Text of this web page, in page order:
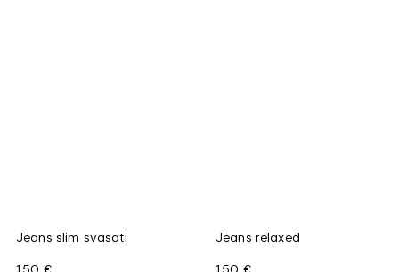
Jeans slim svasati
150 €
Jeans relaxed
150 €